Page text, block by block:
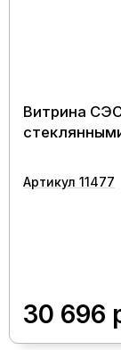
Витрина
Артикул 11477
30 696